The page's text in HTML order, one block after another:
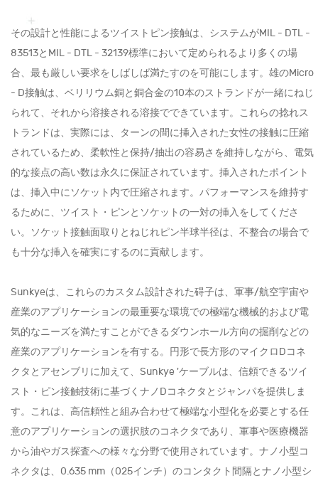
その設計と性能によるツイストピン接触は、システムがMIL - DTL -
83513とMIL - DTL - 32139標準において定められるより多くの場
合、最も厳しい要求をしばしば満たすのを可能にします。雄のMicro
- D接触は、ベリリウム銅と銅合金の10本のストランドが一緒にねじ
られて、それから溶接される溶接でできています。これらの捻れス
トランドは、実際には、ターンの間に挿入された女性の接触に圧縮
されているため、柔軟性と保持/抽出の容易さを維持しながら、電気
的な接点の高い数は永久に保証されています。挿入されたポイント
は、挿入中にソケット内で圧縮されます。パフォーマンスを維持す
るために、ツイスト・ピンとソケットの一対の挿入をしてくださ
い。ソケット接触面取りとねじれピン半球半径は、不整合の場合で
も十分な挿入を確実にするのに貢献します。
Sunkyeは、これらのカスタム設計された碍子は、軍事/航空宇宙や
産業のアプリケーションの最重要な環境での極端な機械的および電
気的なニーズを満たすことができるダウンホール方向の掘削などの
産業のアプリケーションを有する。円形で長方形のマイクロDコネ
クタとアセンブリに加えて、Sunkye 'ケーブルは、信頼できるツイ
スト・ピン接触技術に基づくナノDコネクタとジャンパを提供しま
す。これは、高信頼性と組み合わせて極端な小型化を必要とする任
意のアプリケーションの選択肢のコネクタであり、軍事や医療機器
から油やガス探査への様々な分野で使用されています。ナノ小型コ
ネクタは、0.635 mm（025インチ）のコンタクト間隔とナノ小型シ